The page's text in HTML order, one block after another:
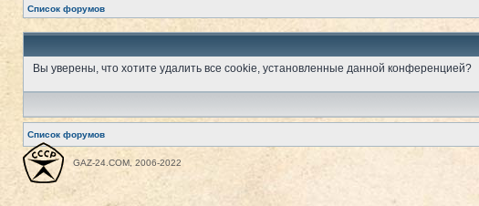
Список форумов
Вы уверены, что хотите удалить все cookie, установленные данной конференцией?
Список форумов
GAZ-24.COM, 2006-2022